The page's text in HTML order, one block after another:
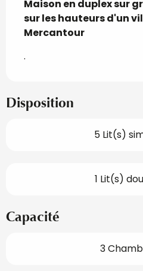
Maison en duplex sur
sur les hauteurs d'un
Mercantour
.
Disposition
5 Lit(s)
1 Lit(s)
Capacité
3